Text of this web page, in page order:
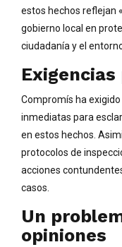
estos hechos reflejan
gobierno local en
ciudadanía y el
Compromís ha
inmediatas para
en estos hechos.
protocolos de
acciones
casos.
Un
opiniones